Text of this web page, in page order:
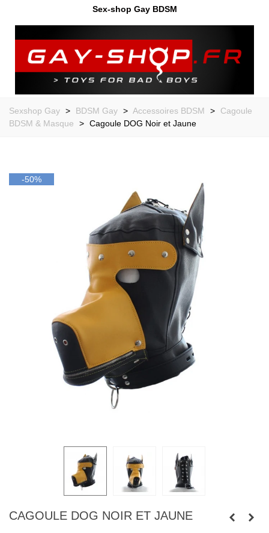
Sex-shop Gay BDSM
Sexshop Gay > BDSM Gay > Accessoires BDSM >
Cagoule
BDSM & Masque
> Cagoule DOG Noir et Jaune
-50%
CAGOULE DOG NOIR ET JAUNE